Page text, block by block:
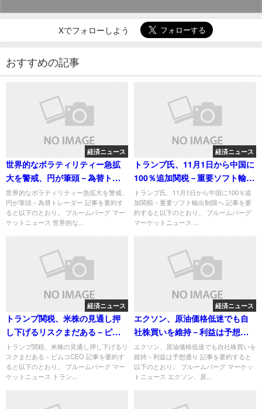
Xでフォローしよう
おすすめの記事
経済ニュース
世界的なボラティリティー急拡
大を警戒、円が筆頭－為替トレ
ーダー
世界的なボラティリティー急拡大を警戒、
円が筆頭－為替トレーダー 記事を要約す
ると以下のとおり。 ブルームバーグ マー
ケットニュース 世界的な...
経済ニュース
トランプ氏、11月1日から中国に
100％追加関税－重要ソフト輸出
制限へ
トランプ氏、11月1日から中国に100％追
加関税－重要ソフト輸出制限へ 記事を要
約すると以下のとおり。 ブルームバーグ
マーケットニュース ...
経済ニュース
トランプ関税、米株の見通し押
し下げるリスクまだある－ピム
コCEO
トランプ関税、米株の見通し押し下げるリ
スクまだある－ピムコCEO 記事を要約す
ると以下のとおり。 ブルームバーグ マー
ケットニュース トラン...
経済ニュース
エクソン、原油価格低迷でも自
社株買いを維持－利益は予想通
り
エクソン、原油価格低迷でも自社株買いを
維持－利益は予想通り 記事を要約すると
以下のとおり。 ブルームバーグ マーケッ
トニュース エクソン、原...